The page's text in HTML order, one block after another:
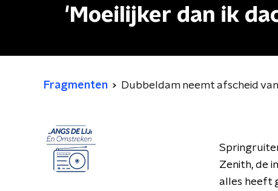
'Moeilijker dan ik
Fragmenten Dubbeldam neemt afscheid
Zenith, de
alles heeft